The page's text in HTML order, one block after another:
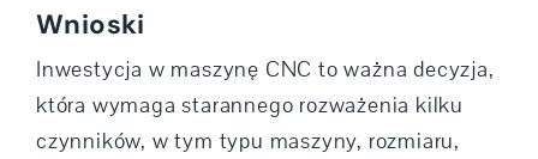
Wnioski
Inwestycja w maszynę CNC to ważna decyzja,
która wymaga starannego rozważenia kilku
czynników, w tym typu maszyny, rozmiaru,